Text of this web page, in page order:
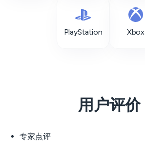
PlayStation Xbox
用户评价
专家点评